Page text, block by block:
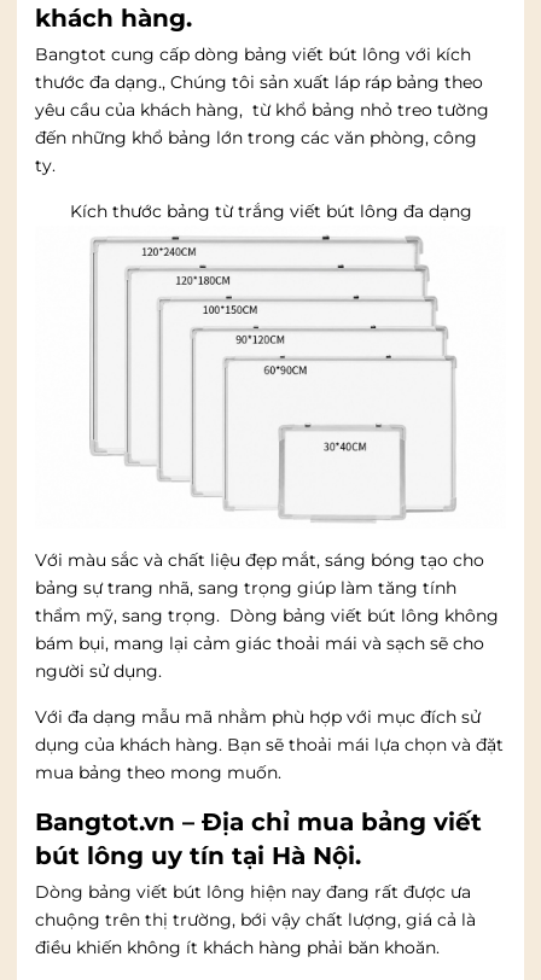
khách hàng.
Bangtot cung cấp dòng bảng viết bút lông với kích
thước đa dạng., Chúng tôi sản xuất láp ráp bảng theo
yêu cầu của khách hàng, từ khổ bảng nhỏ treo tường
đến những khổ bảng lớn trong các văn phòng, công
ty.
Kích thước bảng từ trắng viết bút lông đa dạng
Với màu sắc và chất liệu đẹp mắt, sáng bóng tạo cho
bảng sự trang nhã, sang trọng giúp làm tăng tính
thẩm mỹ, sang trọng. Dòng bảng viết bút lông không
bám bụi, mang lại cảm giác thoải mái và sạch sẽ cho
người sử dụng.
Với đa dạng mẫu mã nhằm phù hợp với mục đích sử
dụng của khách hàng. Bạn sẽ thoải mái lựa chọn và đặt
mua bảng theo mong muốn.
Bangtot.vn – Địa chỉ mua bảng viết
bút lông uy tín tại Hà Nội.
Dòng bảng viết bút lông hiện nay đang rất được ưa
chuộng trên thị trường, bới vậy chất lượng, giá cả là
điều khiến không ít khách hàng phải băn khoăn.